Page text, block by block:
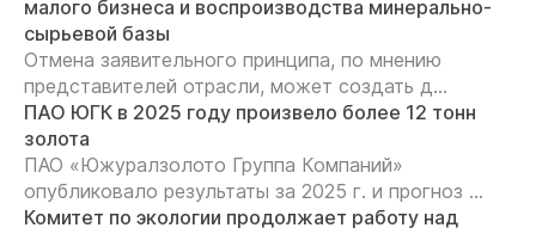
малого бизнеса и воспроизводства минерально-
сырьевой базы
Отмена заявительного принципа, по мнению
представителей отрасли, может создать д...
ПАО ЮГК в 2025 году произвело более 12 тонн
золота
ПАО «Южуралзолото Группа Компаний»
опубликовало результаты за 2025 г. и прогноз ...
Комитет по экологии продолжает работу над